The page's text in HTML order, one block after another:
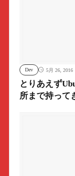
Dev 5月 26, 2016
とりあえず
所まで持って